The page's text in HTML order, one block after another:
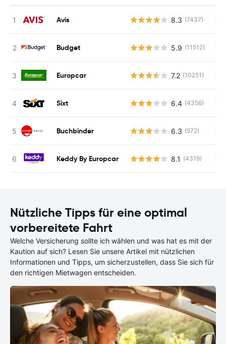
Avis 8.3 (7437)
Budget 5.9 (11512)
Europcar 7.2 (10251)
Sixt 6.4 (4356)
Buchbinder 6.3 (572)
Keddy By Europcar 8.1 (4319)
Nützliche Tipps für eine optimal
vorbereitete Fahrt
Welche Versicherung sollte ich wählen und was hat es mit der
Kaution auf sich? Lesen Sie unsere Artikel mit nützlichen
Informationen und Tipps, um sicherzustellen, dass Sie sich für
den richtigen Mietwagen entscheiden.